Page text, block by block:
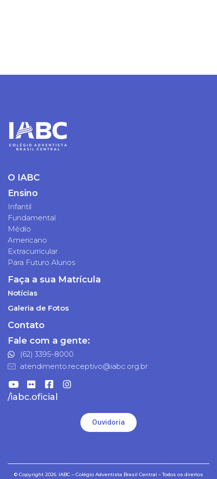
O IABC
Ensino
Infantil
Fundamental
Médio
Americano
Extracurricular
Para Futuro Alunos
Faça a sua Matrícula
Notícias
Galeria de Fotos
Contato
Fale com a gente:
(62) 3395-8000
atendimento.receptivo@iabc.org.br
/iabc.oficial
Ouvidoria
© Copyright 2026. IABC – Colégio Adventista Brasil Central – Todos os direitos